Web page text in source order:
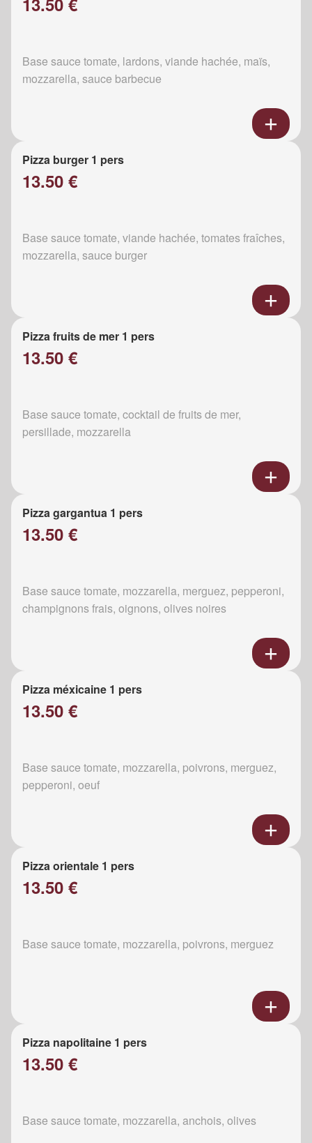
Base sauce tomate, lardons, viande hachée, maïs,
mozzarella, sauce barbecue
Pizza burger 1 pers
13.50 €
Base sauce tomate, viande hachée, tomates fraîches,
mozzarella, sauce burger
Pizza fruits de mer 1 pers
13.50 €
Base sauce tomate, cocktail de fruits de mer,
persillade, mozzarella
Pizza gargantua 1 pers
13.50 €
Base sauce tomate, mozzarella, merguez, pepperoni,
champignons frais, oignons, olives noires
Pizza méxicaine 1 pers
13.50 €
Base sauce tomate, mozzarella, poivrons, merguez,
pepperoni, oeuf
Pizza orientale 1 pers
13.50 €
Base sauce tomate, mozzarella, poivrons, merguez
Pizza napolitaine 1 pers
13.50 €
Base sauce tomate, mozzarella, anchois, olives